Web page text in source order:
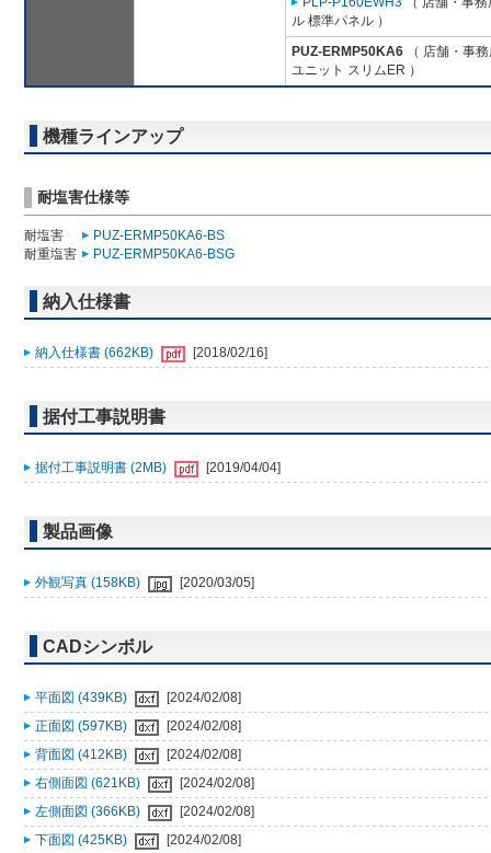
ル 標準パネル ）
PUZ-ERMP50KA6 （ 店舗・事
ユニット スリムER ）
機種ラインアップ
耐塩害仕様等
耐塩害
PUZ-ERMP50KA6-BS
耐重塩害
PUZ-ERMP50KA6-BSG
納入仕様書
納入仕様書 (662KB) [2018/02/16]
据付工事説明書
据付工事説明書 (2MB) [2019/04/04]
製品画像
外観写真 (158KB) [2020/03/05]
CADシンボル
平面図 (439KB)
[2024/02/08]
正面図 (597KB)
[2024/02/08]
背面図 (412KB)
[2024/02/08]
右側面図 (621KB)
[2024/02/08]
左側面図 (366KB)
[2024/02/08]
下面図 (425KB)
[2024/02/08]